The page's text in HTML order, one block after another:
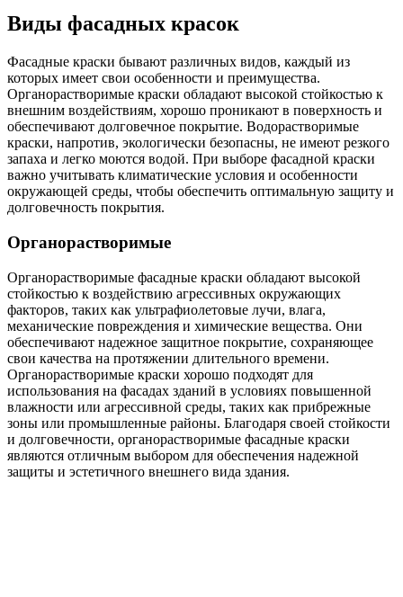
Виды фасадных красок
Фасадные краски бывают различных видов, каждый из
которых имеет свои особенности и преимущества.
Органорастворимые краски обладают высокой стойкостью к
внешним воздействиям, хорошо проникают в поверхность и
обеспечивают долговечное покрытие. Водорастворимые
краски, напротив, экологически безопасны, не имеют резкого
запаха и легко моются водой. При выборе фасадной краски
важно учитывать климатические условия и особенности
окружающей среды, чтобы обеспечить оптимальную защиту и
долговечность покрытия.
Органорастворимые
Органорастворимые фасадные краски обладают высокой
стойкостью к воздействию агрессивных окружающих
факторов, таких как ультрафиолетовые лучи, влага,
механические повреждения и химические вещества. Они
обеспечивают надежное защитное покрытие, сохраняющее
свои качества на протяжении длительного времени.
Органорастворимые краски хорошо подходят для
использования на фасадах зданий в условиях повышенной
влажности или агрессивной среды, таких как прибрежные
зоны или промышленные районы. Благодаря своей стойкости
и долговечности, органорастворимые фасадные краски
являются отличным выбором для обеспечения надежной
защиты и эстетичного внешнего вида здания.